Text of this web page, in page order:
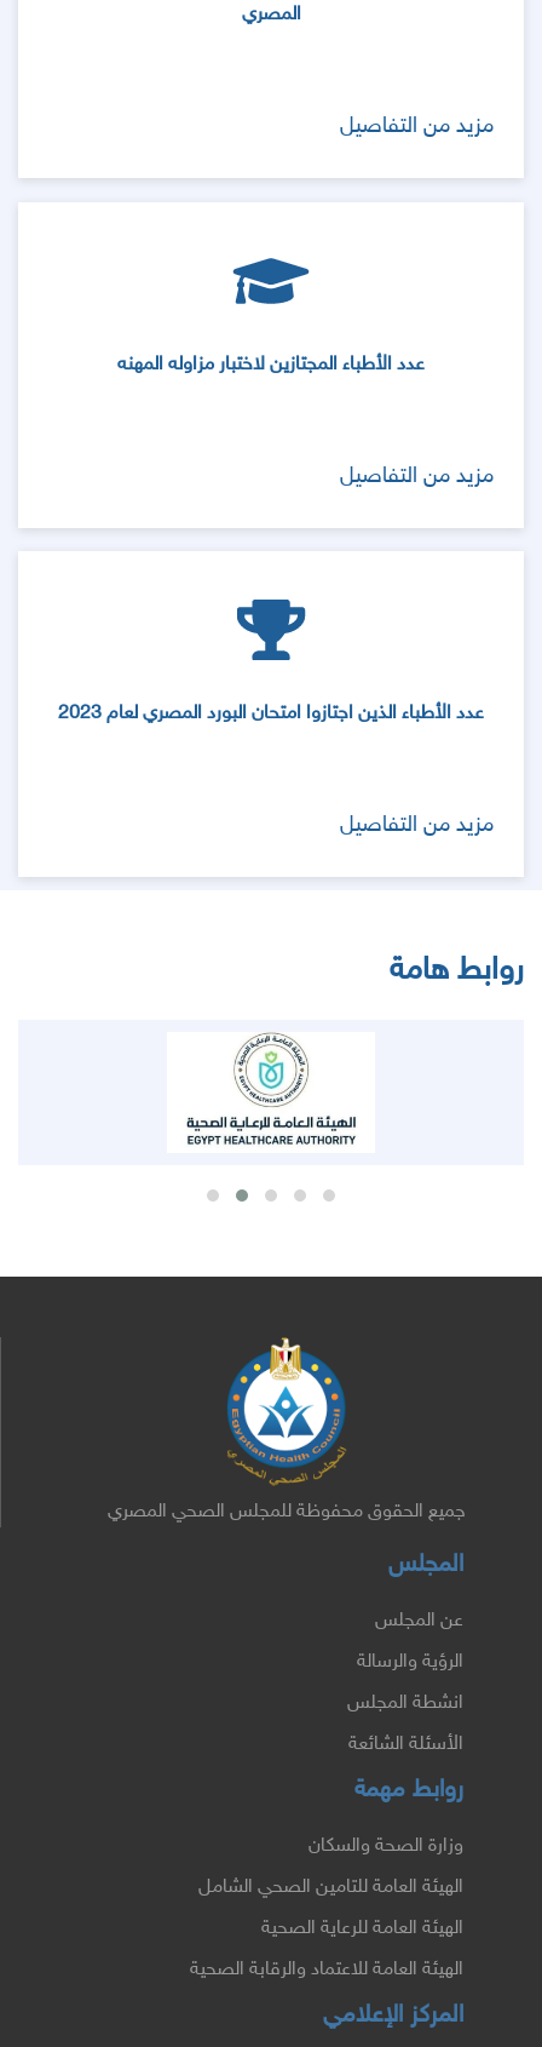
المصري
مزيد من التفاصيل
عدد الأطباء المجتازين لاختبار مزاوله المهنه
مزيد من التفاصيل
عدد الأطباء الذين اجتازوا امتحان البورد المصري لعام 2023
مزيد من التفاصيل
روابط هامة
جميع الحقوق محفوظة للمجلس الصحي المصري
المجلس
عن المجلس
الرؤية والرسالة
انشطة المجلس
الأسئلة الشائعة
روابط مهمة
وزارة الصحة والسكان
الهيئة العامة للتامين الصحي الشامل
الهيئة العامة للرعاية الصحية
الهيئة العامة للاعتماد والرقابة الصحية
المركز الإعلامي